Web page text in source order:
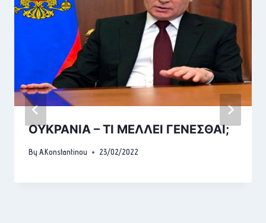
ΟΥΚΡΑΝΙΑ – ΤΙ ΜΕΛΛΕΙ ΓΕΝΕΣΘΑΙ;
ByA.Konstantinou 23/02/2022